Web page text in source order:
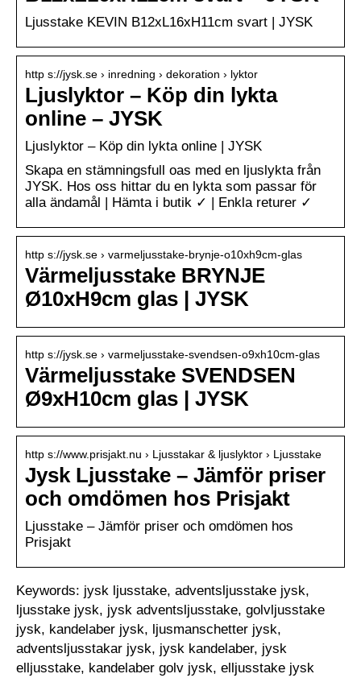
Ljusstake KEVIN B12xL16xH11cm svart | JYSK
http s://jysk.se › inredning › dekoration › lyktor
Ljuslyktor – Köp din lykta
online – JYSK
Ljuslyktor – Köp din lykta online | JYSK
Skapa en stämningsfull oas med en ljuslykta från
JYSK. Hos oss hittar du en lykta som passar för
alla ändamål | Hämta i butik ✓ | Enkla returer ✓
http s://jysk.se › varmeljusstake-brynje-o10xh9cm-glas
Värmeljusstake BRYNJE
Ø10xH9cm glas | JYSK
http s://jysk.se › varmeljusstake-svendsen-o9xh10cm-glas
Värmeljusstake SVENDSEN
Ø9xH10cm glas | JYSK
http s://www.prisjakt.nu › Ljusstakar & ljuslyktor › Ljusstake
Jysk Ljusstake – Jämför priser
och omdömen hos Prisjakt
Ljusstake – Jämför priser och omdömen hos
Prisjakt
Keywords: jysk ljusstake, adventsljusstake jysk,
ljusstake jysk, jysk adventsljusstake, golvljusstake
jysk, kandelaber jysk, ljusmanschetter jysk,
adventsljusstakar jysk, jysk kandelaber, jysk
elljusstake, kandelaber golv jysk, elljusstake jysk